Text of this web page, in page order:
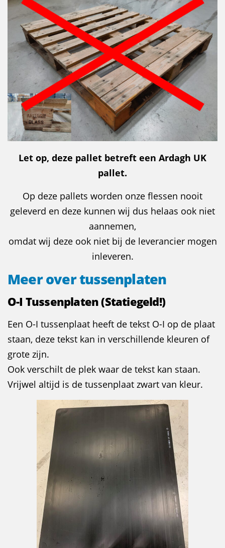
Let op, deze pallet betreft een Ardagh UK
pallet.
Op deze pallets worden onze flessen nooit
geleverd en deze kunnen wij dus helaas ook niet
aannemen,
omdat wij deze ook niet bij de leverancier mogen
inleveren.
Meer over tussenplaten
O-I Tussenplaten(Statiegeld!)
Een O-I tussenplaat heeft de tekst O-I op de plaat
staan, deze tekst kan in verschillende kleuren of
grote zijn.
Ook verschilt de plek waar de tekst kan staan.
Vrijwel altijd is de tussenplaat zwart van kleur.